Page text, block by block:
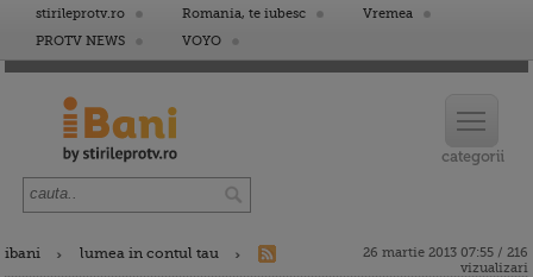
stirileprotv.ro Romania, te iubesc
Vremea
PROTV NEWS
VOYO
ibani lumea in contul tau
26 martie 2013 07:55 / 216
vizualizari